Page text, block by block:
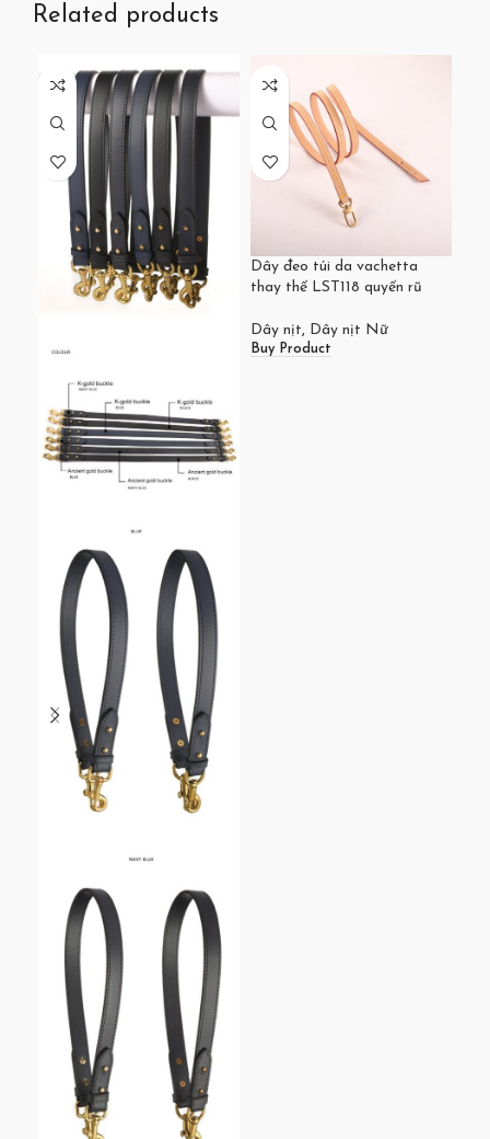
Related products
Dây đeo túi da vachetta
thay thế LST118 quyến rũ
Dây nịt, Dây nịt Nữ
Buy Product